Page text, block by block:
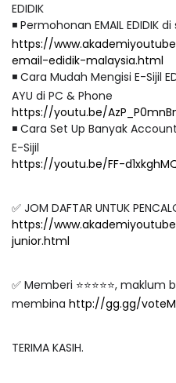
EDIDIK
◾ Permohonan EMAIL EDIDIK di
https://
email-edidik-malaysia.html
◾ Cara Mudah Mengisi E-Sijil
AYU di PC & Phone
https://youtu.be/
◾ Cara Set Up Banyak
E-Sijil
https://youtu.be/FF-
✅ JOM DAFTAR UNTUK
https://
junior.html
✅ Memberi ⭐⭐⭐⭐⭐,
membina http://gg.gg/
TERIMA KASIH.